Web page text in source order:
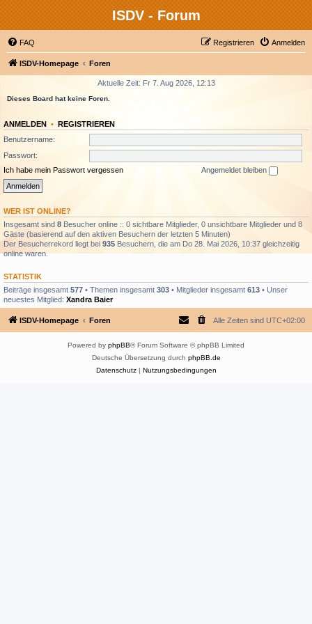
ISDV - Forum
FAQ Anmelden
Registrieren
ISDV-Homepage Foren
Aktuelle Zeit: Fr 7. Aug 2026, 12:13
Dieses Board hat keine Foren.
ANMELDEN • REGISTRIEREN
Benutzername:
Passwort:
Ich habe mein Passwort vergessen
Angemeldet bleiben
WER IST ONLINE?
Insgesamt sind 8 Besucher online :: 0 sichtbare Mitglieder, 0 unsichtbare Mitglieder und 8
Gäste (basierend auf den aktiven Besuchern der letzten 5 Minuten)
Der Besucherrekord liegt bei 935 Besuchern, die am Do 28. Mai 2026, 10:37 gleichzeitig
online waren.
STATISTIK
Beiträge insgesamt 577 • Themen insgesamt 303 • Mitglieder insgesamt 613 • Unser
neuestes Mitglied: Xandra Baier
ISDV-Homepage Foren Alle Zeiten sind UTC+02:00
Powered by phpBB® Forum Software © phpBB Limited
Deutsche Übersetzung durch phpBB.de
Datenschutz| Nutzungsbedingungen